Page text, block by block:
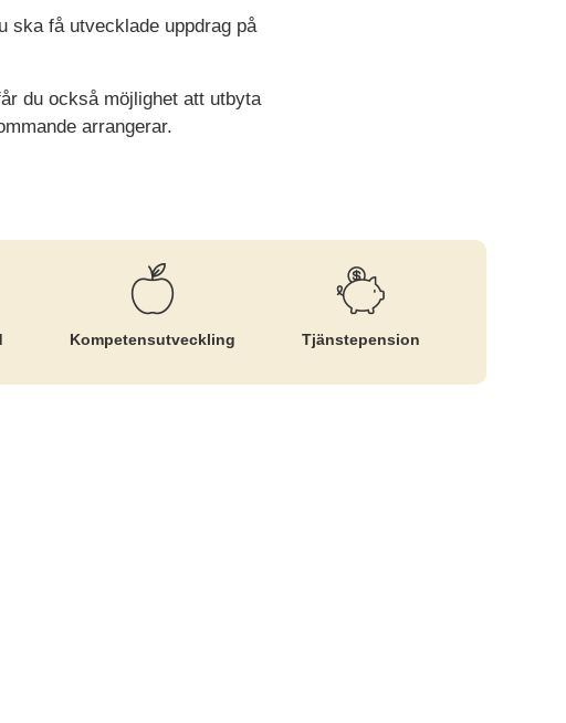
ska få utvecklade uppdrag på
du också möjlighet att utbyta
arrangerar.
Kompetens­utveckling Tjänste­pension